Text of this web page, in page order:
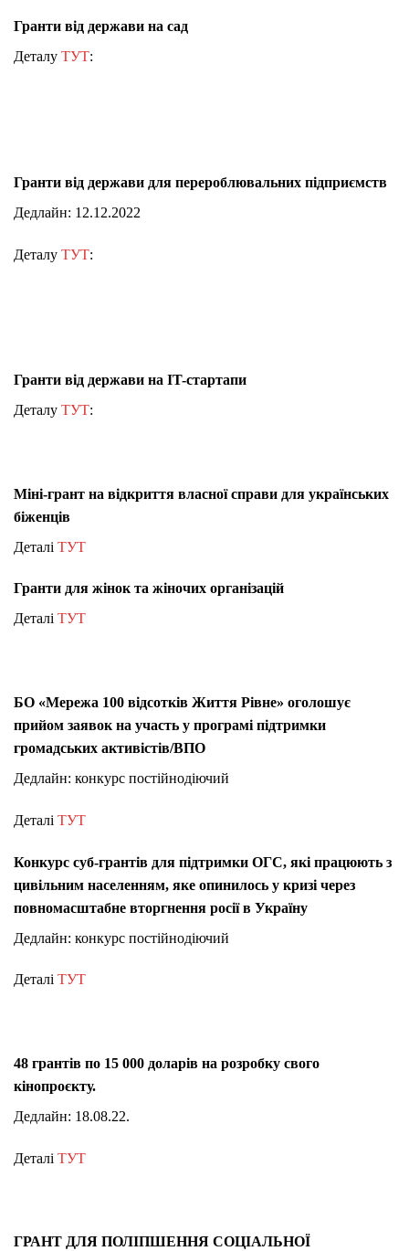
Гранти від держави на сад
Деталу ТУТ:
Гранти від держави для перероблювальних підприємств
Дедлайн: 12.12.2022
Деталу ТУТ:
Гранти від держави на IT-стартапи
Деталу ТУТ:
Міні-грант на відкриття власної справи для українських
біженців
Деталі ТУТ
Гранти для жінок та жіночих організацій
Деталі ТУТ
БО «Мережа 100 відсотків Життя Рівне» оголошує
прийом заявок на участь у програмі підтримки
громадських активістів/ВПО
Дедлайн: конкурс постійнодіючий
Деталі ТУТ
Конкурс суб-грантів для підтримки ОГС, які працюють з
цивільним населенням, яке опинилось у кризі через
повномасштабне вторгнення росії в Україну
Дедлайн: конкурс постійнодіючий
Деталі ТУТ
48 грантів по 15 000 доларів на розробку свого
кінопроєкту.
Дедлайн: 18.08.22.
Деталі ТУТ
ГРАНТ ДЛЯ ПОЛІПШЕННЯ СОЦІАЛЬНОЇ